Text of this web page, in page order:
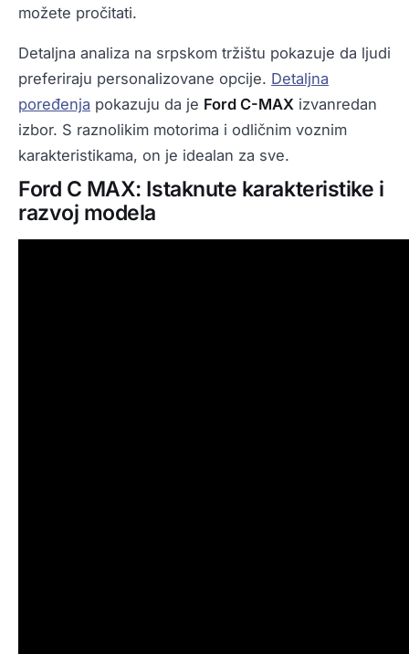
možete pročitati.
Detaljna analiza na srpskom tržištu pokazuje da ljudi
preferiraju personalizovane opcije. Detaljna
poređenja pokazuju da je Ford C-MAX izvanredan
izbor. S raznolikim motorima i odličnim voznim
karakteristikama, on je idealan za sve.
Ford C MAX: Istaknute karakteristike i
razvoj modela